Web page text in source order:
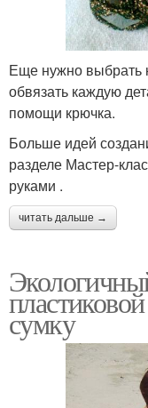
Еще нужно выбрать
обвязать каждую
помощи крючка.
Больше идей
разделе Мастер-
руками .
читать дальше →
сумку